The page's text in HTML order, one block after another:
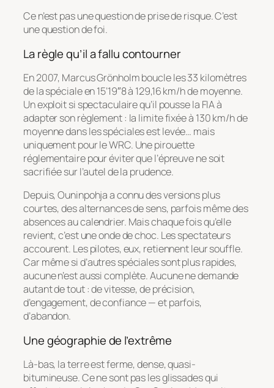
Ce n’est pas une question de prise de risque. C’est
une question de foi.
La règle qu’il a fallu contourner
En 2007, Marcus Grönholm boucle les 33 kilomètres
de la spéciale en 15’19″8 à 129,16 km/h de moyenne.
Un exploit si spectaculaire qu’il pousse la FIA à
adapter son règlement : la limite fixée à 130 km/h de
moyenne dans les spéciales est levée… mais
uniquement pour le WRC. Une pirouette
réglementaire pour éviter que l’épreuve ne soit
sacrifiée sur l’autel de la prudence.
Depuis, Ouninpohja a connu des versions plus
courtes, des alternances de sens, parfois même des
absences au calendrier. Mais chaque fois qu’elle
revient, c’est une onde de choc. Les spectateurs
accourent. Les pilotes, eux, retiennent leur souffle.
Car même si d’autres spéciales sont plus rapides,
aucune n’est aussi complète. Aucune ne demande
autant de tout : de vitesse, de précision,
d’engagement, de confiance — et parfois,
d’abandon.
Une géographie de l’extrême
Là-bas, la terre est ferme, dense, quasi-
bitumineuse. Ce ne sont pas les glissades qui